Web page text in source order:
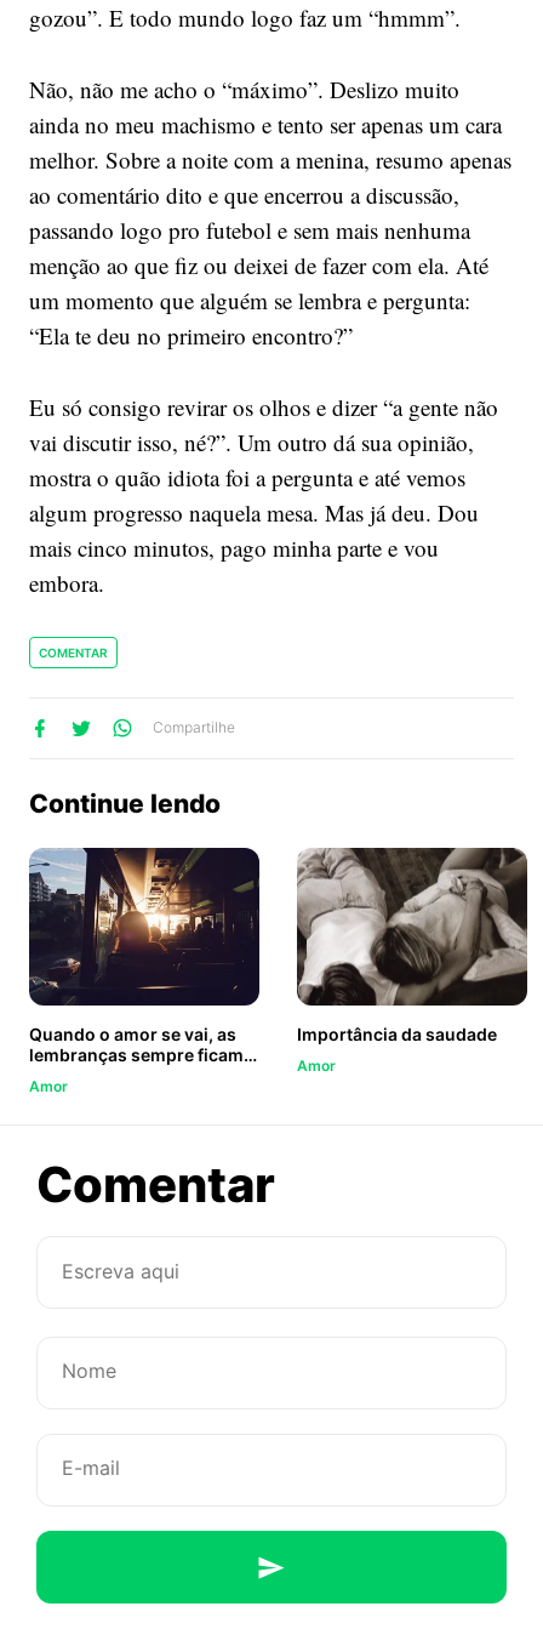
gozou”. E todo mundo logo faz um “hmmm”.
Não, não me acho o “máximo”. Deslizo muito
ainda no meu machismo e tento ser apenas um cara
melhor. Sobre a noite com a menina, resumo apenas
ao comentário dito e que encerrou a discussão,
passando logo pro futebol e sem mais nenhuma
menção ao que fiz ou deixei de fazer com ela. Até
um momento que alguém se lembra e pergunta:
“Ela te deu no primeiro encontro?”
Eu só consigo revirar os olhos e dizer “a gente não
vai discutir isso, né?”. Um outro dá sua opinião,
mostra o quão idiota foi a pergunta e até vemos
algum progresso naquela mesa. Mas já deu. Dou
mais cinco minutos, pago minha parte e vou
embora.
COMENTAR
Compartilhe
Continue lendo
Quando o amor se vai, as
lembranças sempre ficam…
Amor
Importância da saudade
Amor
Comentarsobre